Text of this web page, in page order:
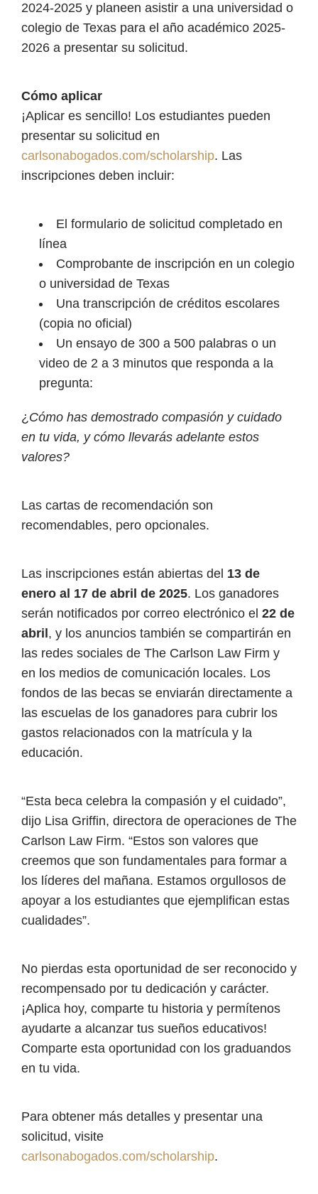
2024-2025 y planeen asistir a una universidad o
colegio de Texas para el año académico 2025-
2026 a presentar su solicitud.
Cómo aplicar
¡Aplicar es sencillo! Los estudiantes pueden
presentar su solicitud en
carlsonabogados.com/scholarship. Las
inscripciones deben incluir:
El formulario de solicitud completado en
línea
Comprobante de inscripción en un colegio
o universidad de Texas
Una transcripción de créditos escolares
(copia no oficial)
Un ensayo de 300 a 500 palabras o un
video de 2 a 3 minutos que responda a la
pregunta:
¿Cómo has demostrado compasión y cuidado
en tu vida, y cómo llevarás adelante estos
valores?
Las cartas de recomendación son
recomendables, pero opcionales.
Las inscripciones están abiertas del 13 de
enero al 17 de abril de 2025. Los ganadores
serán notificados por correo electrónico el 22 de
abril , y los anuncios también se compartirán en
las redes sociales de The Carlson Law Firm y
en los medios de comunicación locales. Los
fondos de las becas se enviarán directamente a
las escuelas de los ganadores para cubrir los
gastos relacionados con la matrícula y la
educación.
“Esta beca celebra la compasión y el cuidado”,
dijo Lisa Griffin, directora de operaciones de The
Carlson Law Firm. “Estos son valores que
creemos que son fundamentales para formar a
los líderes del mañana. Estamos orgullosos de
apoyar a los estudiantes que ejemplifican estas
cualidades”.
No pierdas esta oportunidad de ser reconocido y
recompensado por tu dedicación y carácter.
¡Aplica hoy, comparte tu historia y permítenos
ayudarte a alcanzar tus sueños educativos!
Comparte esta oportunidad con los graduandos
en tu vida.
Para obtener más detalles y presentar una
solicitud, visite
carlsonabogados.com/scholarship.